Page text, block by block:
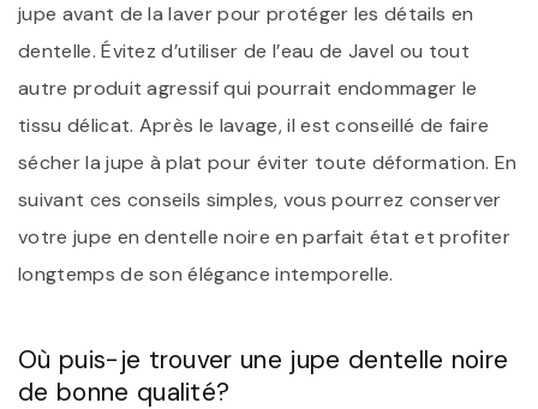
jupe avant de la laver pour protéger les détails en
dentelle. Évitez d’utiliser de l’eau de Javel ou tout
autre produit agressif qui pourrait endommager le
tissu délicat. Après le lavage, il est conseillé de faire
sécher la jupe à plat pour éviter toute déformation. En
suivant ces conseils simples, vous pourrez conserver
votre jupe en dentelle noire en parfait état et profiter
longtemps de son élégance intemporelle.
Où puis-je trouver une jupe dentelle noire
de bonne qualité?